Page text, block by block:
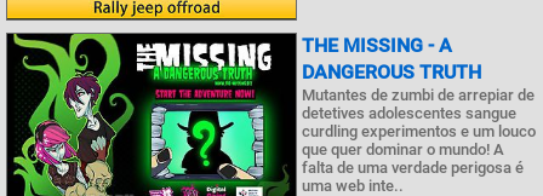
THE MISSING - A
DANGEROUS TRUTH
Mutantes de zumbi de arrepiar de
detetives adolescentes sangue
curdling experimentos e um louco
que quer dominar o mundo! A
falta de uma verdade perigosa é
uma web inte..